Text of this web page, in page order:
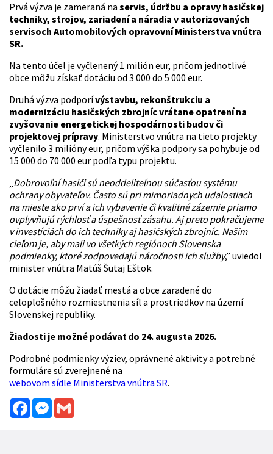
Prvá výzva je zameraná na servis, údržbu a opravy hasičskej
techniky, strojov, zariadení a náradia v autorizovaných
servisoch Automobilových opravovní Ministerstva vnútra
SR.
Na tento účel je vyčlenený 1 milión eur, pričom jednotlivé
obce môžu získať dotáciu od 3 000 do 5 000 eur.
Druhá výzva podporívýstavbu, rekonštrukciu a
modernizáciu hasičských zbrojníc vrátane opatrení na
zvyšovanie energetickej hospodárnosti budov či
projektovej prípravy. Ministerstvo vnútra na tieto projekty
vyčlenilo 3 milióny eur, pričom výška podpory sa pohybuje od
15 000 do 70 000 eur podľa typu projektu.
„Dobrovoľní hasiči sú neoddeliteľnou súčasťou systému
ochrany obyvateľov. Často sú pri mimoriadnych udalostiach
na mieste ako prví a ich vybavenie či kvalitné zázemie priamo
ovplyvňujú rýchlosť a úspešnosť zásahu. Aj preto pokračujeme
v investíciách do ich techniky aj hasičských zbrojníc. Naším
cieľom je, aby mali vo všetkých regiónoch Slovenska
podmienky, ktoré zodpovedajú náročnosti ich služby,” uviedol
minister vnútra Matúš Šutaj Eštok.
O dotácie môžu žiadať mestá a obce zaradené do
celoplošného rozmiestnenia síl a prostriedkov na území
Slovenskej republiky.
Žiadosti je možné podávať do 24. augusta 2026.
Podrobné podmienky výziev, oprávnené aktivity a potrebné
formuláre sú zverejnené na
webovom sídle Ministerstva vnútra SR.
FacebookMessenger